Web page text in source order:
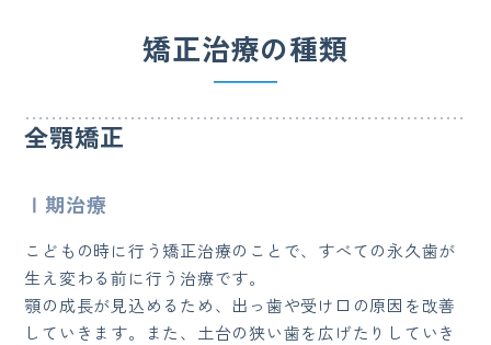
矯正治療の種類
全顎矯正
Ⅰ期治療
こどもの時に行う矯正治療のことで、すべての永久歯が
生え変わる前に行う治療です。
顎の成長が見込めるため、出っ歯や受け口の原因を改善
していきます。また、土台の狭い歯を広げたりしていき